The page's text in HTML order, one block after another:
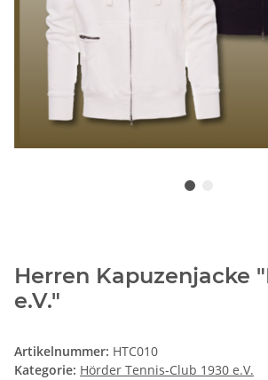
Herren Kapuzenjacke
e.V."
Artikelnummer: HTC010
Kategorie: Hörder Tennis-Club 1930 e.V.